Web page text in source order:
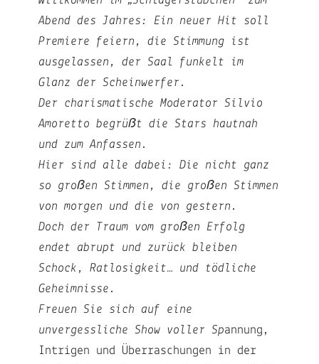
Abend des Jahres: Ein neuer Hit soll
Premiere feiern, die Stimmung ist
ausgelassen, der Saal funkelt im
Glanz der Scheinwerfer.
Der charismatische Moderator Silvio
Amoretto begrüßt die Stars hautnah
und zum Anfassen.
Hier sind alle dabei: Die nicht ganz
so großen Stimmen, die großen Stimmen
von morgen und die von gestern.
Doch der Traum vom großen Erfolg
endet abrupt und zurück bleiben
Schock, Ratlosigkeit… und tödliche
Geheimnisse.
Freuen Sie sich auf eine
unvergessliche Show voller Spannung,
Intrigen und Überraschungen in der